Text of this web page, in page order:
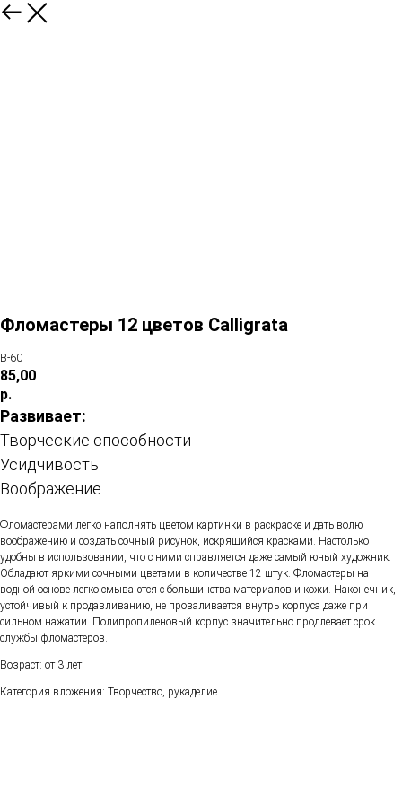
Фломастеры 12 цветов Calligrata
В-60
85,00
р.
Развивает:
Творческие способности
Усидчивость
Воображение
Фломастерами легко наполнять цветом картинки в раскраске и дать волю
воображению и создать сочный рисунок, искрящийся красками. Настолько
удобны в использовании, что с ними справляется даже самый юный художник.
Обладают яркими сочными цветами в количестве 12 штук. Фломастеры на
водной основе легко смываются с большинства материалов и кожи. Наконечник,
устойчивый к продавливанию, не проваливается внутрь корпуса даже при
сильном нажатии. Полипропиленовый корпус значительно продлевает срок
службы фломастеров.
Возраст: от 3 лет
Категория вложения: Творчество, рукаделие